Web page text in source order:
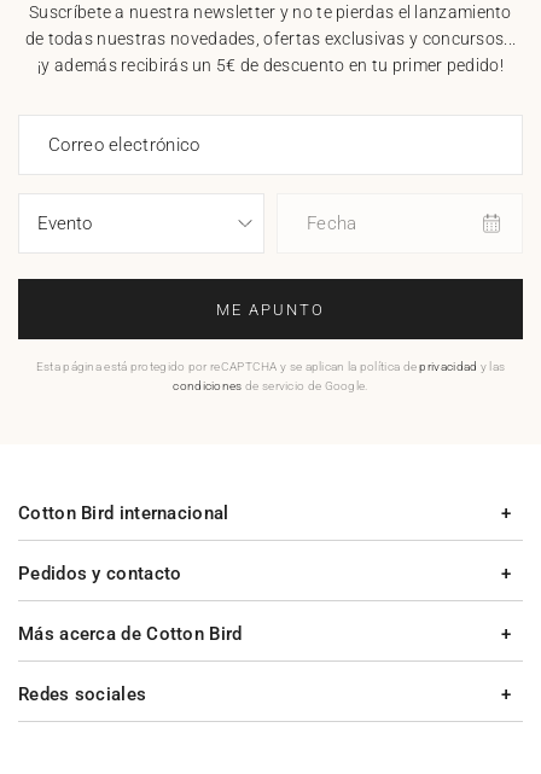
Suscríbete a nuestra newsletter y no te pierdas el lanzamiento
de todas nuestras novedades, ofertas exclusivas y concursos...
¡y además recibirás un 5€ de descuento en tu primer pedido!
Correo electrónico
Fecha
ME APUNTO
Esta página está protegido por reCAPTCHA y se aplican la política deprivacidad y las
condiciones de servicio de Google.
Pedidos y contacto
Más acerca de Cotton Bird
Cotton Bird internacional
Redes sociales